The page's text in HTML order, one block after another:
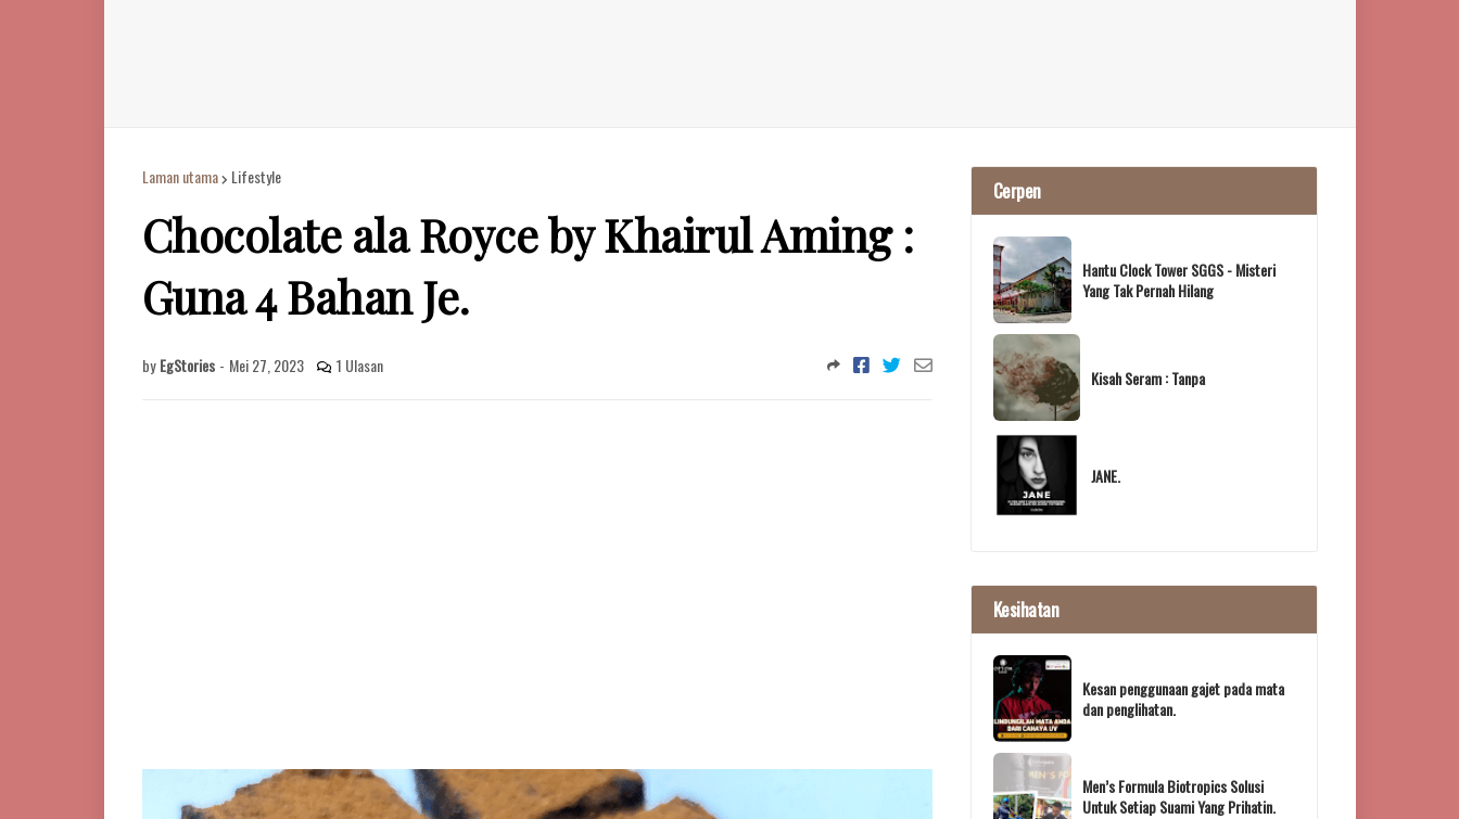
Laman utama Lifestyle
Chocolate ala Royce by Khairul Aming :
Guna 4 Bahan Je.
by EgStories - Mei 27, 2023 1 Ulasan
Cerpen
Hantu Clock Tower SGGS - Misteri
Yang Tak Pernah Hilang
Kisah Seram : Tanpa
JANE.
Kesihatan
Kesan penggunaan gajet pada mata
dan penglihatan.
Men’s Formula Biotropics Solusi
Untuk Setiap Suami Yang Prihatin.